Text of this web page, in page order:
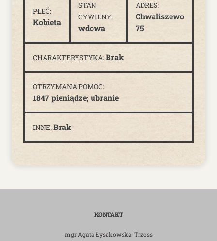
PŁEĆ:
Kobieta
STAN
CYWILNY:
wdowa
ADRES:
Chwaliszewo
75
CHARAKTERYSTYKA:Brak
OTRZYMANA POMOC:
1847 pieniądze; ubranie
INNE:Brak
KONTAKT
mgr Agata Łysakowska-Trzoss